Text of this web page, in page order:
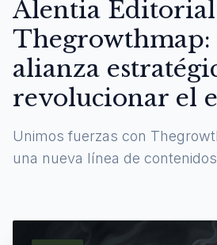
Alentia
Thegrowthmap:
alianza
revolucionar el
Unimos fuerzas con
una nueva línea de